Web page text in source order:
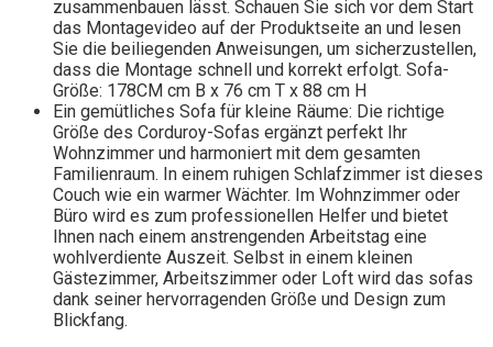
zusammenbauen lässt. Schauen Sie sich vor dem Start
das Montagevideo auf der Produktseite an und lesen
Sie die beiliegenden Anweisungen, um sicherzustellen,
dass die Montage schnell und korrekt erfolgt. Sofa-
Größe: 178CM cm B x 76 cm T x 88 cm H
Ein gemütliches Sofa für kleine Räume: Die richtige
Größe des Corduroy-Sofas ergänzt perfekt Ihr
Wohnzimmer und harmoniert mit dem gesamten
Familienraum. In einem ruhigen Schlafzimmer ist dieses
Couch wie ein warmer Wächter. Im Wohnzimmer oder
Büro wird es zum professionellen Helfer und bietet
Ihnen nach einem anstrengenden Arbeitstag eine
wohlverdiente Auszeit. Selbst in einem kleinen
Gästezimmer, Arbeitszimmer oder Loft wird das sofas
dank seiner hervorragenden Größe und Design zum
Blickfang.